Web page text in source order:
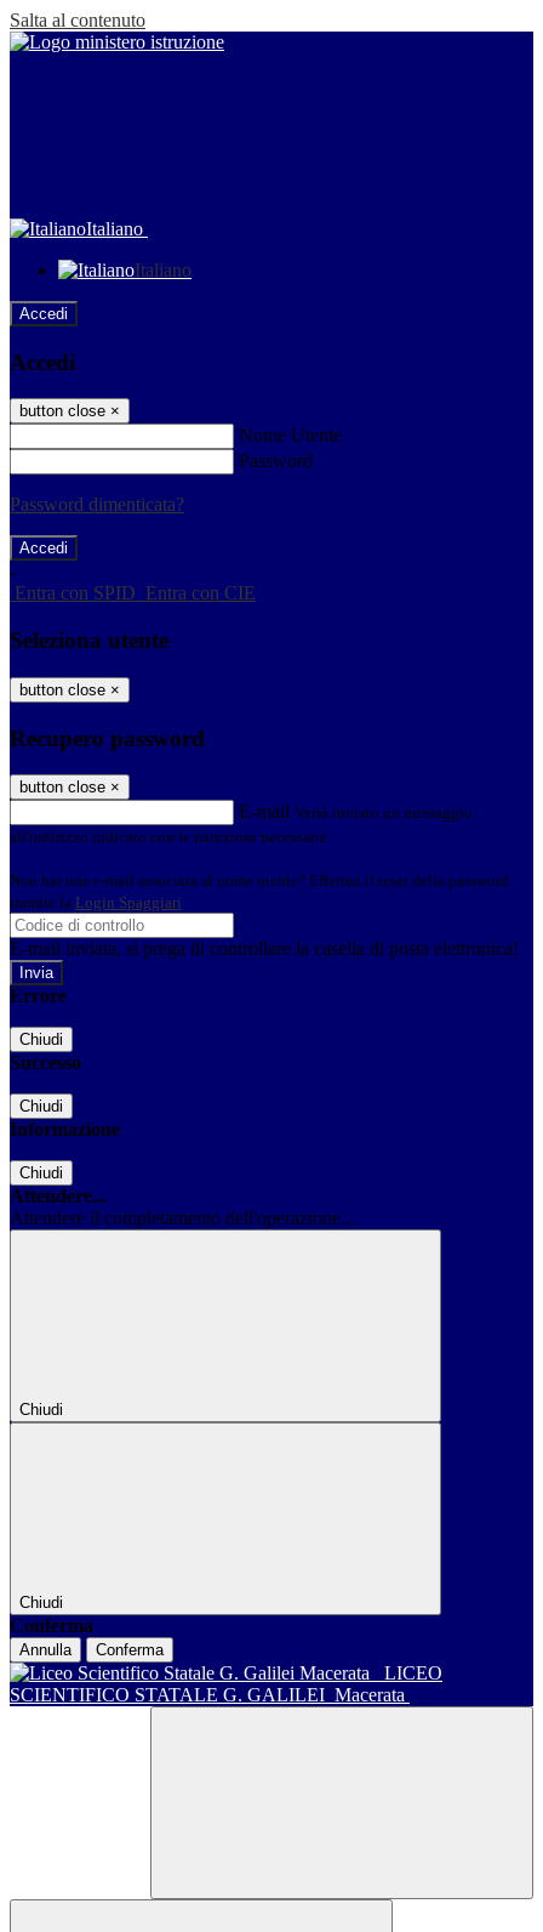
Salta al contenuto
Italiano
Italiano
Accedi
Accedi
button close ×
Nome Utente
Password
Password dimenticata?
-
Entra con SPID Entra con CIE
Seleziona utente
button close ×
Recupero password
button close ×
E-mail Verrà inviato un messaggio
all'indirizzo indicato con le istruzioni necessarie.
Non hai una e-mail associata al nome utente? Effettua il reset della password
tramite la Login Spaggiari
E-mail inviata, si prega di controllare la casella di posta elettronica!
Errore
Chiudi
Successo
Chiudi
Informazione
Chiudi
Attendere...
Attendere il completamento dell'operazione...
Chiudi
Chiudi
Conferma
Annulla Conferma
LICEO
SCIENTIFICO STATALE G. GALILEI Macerata